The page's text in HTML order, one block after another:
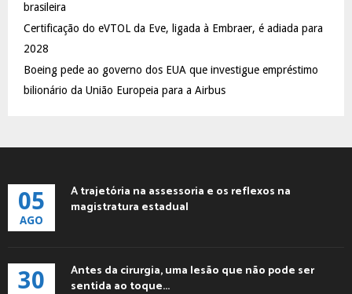
brasileira
Certificação do eVTOL da Eve, ligada à Embraer, é adiada para
2028
Boeing pede ao governo dos EUA que investigue empréstimo
bilionário da União Europeia para a Airbus
05
AGO
A trajetória na assessoria e os reflexos na
magistratura estadual
30
Antes da cirurgia, uma lesão que não pode ser
sentida ao toque...